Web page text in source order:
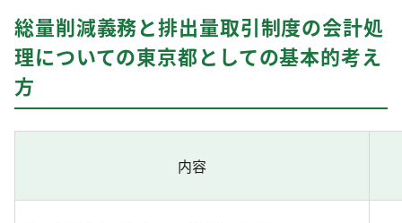
総量削減義務と排出量取引制度の会計処
理についての東京都としての基本的考え
方
内容